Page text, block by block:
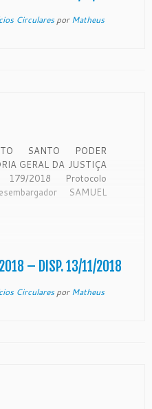
CircularesporMatheus
SANTO PODER
GERAL DA JUSTIÇA
179/2018 Protocolo
SAMUEL
administrativa,
– DISP. 13/11/2018
CircularesporMatheus